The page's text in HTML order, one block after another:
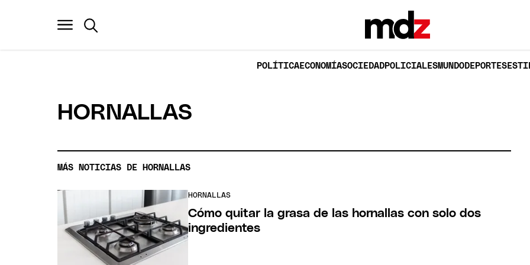
POLÍTICAECONOMÍASOCIEDADPOLICIALESMUNDODEPORTES
HORNALLAS
MÁS NOTICIAS DE HORNALLAS
HORNALLAS
Cómo quitar la grasa de las hornallas con solo dos
ingredientes